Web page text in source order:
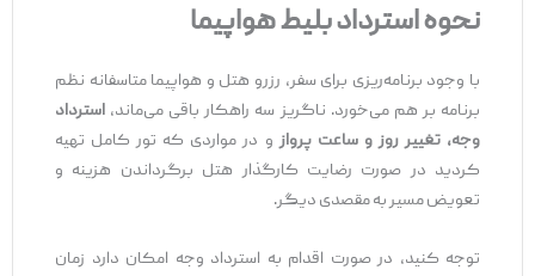
نحوه استرداد بلیط هواپیما
با وجود برنامه‌ریزی برای سفر، رزرو هتل و هواپیما متاسفانه نظم
برنامه بر هم می‌خورد. ناگریز سه راهکار باقی می‌ماند،استرداد
وجه، تغییر روز و ساعت پروازو در مواردی که تور کامل تهیه
کردید در صورت رضایت کارگذار هتل برگرداندن هزینه و
تعویض مسیر به مقصدی دیگر.
توجه کنید، در صورت اقدام به استرداد وجه امکان دارد زمان